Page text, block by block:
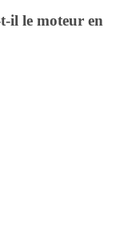
il le moteur en